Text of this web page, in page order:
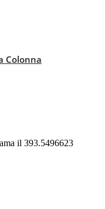
Colonna
il 393.5496623